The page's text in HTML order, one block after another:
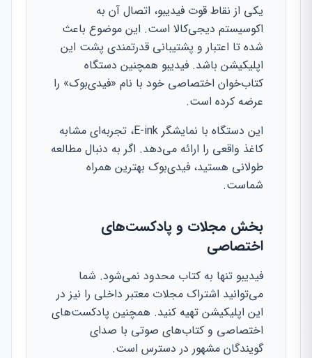
یکی از نقاط قوت فیدیبو، اتصال آن به
اکوسیستم دیجی‌کالا است. این موضوع باعث
شده تا اعتبار و پشتیبانی قدرتمندی پشت این
اپلیکیشن باشد. فیدیبو همچنین دستگاه
کتاب‌خوان اختصاصی خود با نام «فیدی‌بوک» را
عرضه کرده است.
این دستگاه با نمایشگر E-ink، تجربه‌ای مشابه
کاغذ واقعی را ارائه می‌دهد. اگر به دنبال مطالعه
طولانی هستید، فیدی‌بوک بهترین همراه
شماست.
بخش مجلات و پادکست‌های
اختصاصی
فیدیبو تنها به کتاب محدود نمی‌شود. شما
می‌توانید اشتراک مجلات معتبر داخلی را نیز در
این اپلیکیشن تهیه کنید. همچنین پادکست‌های
اختصاصی و کتاب‌های صوتی با صدای
گویندگان مشهور در دسترس است.